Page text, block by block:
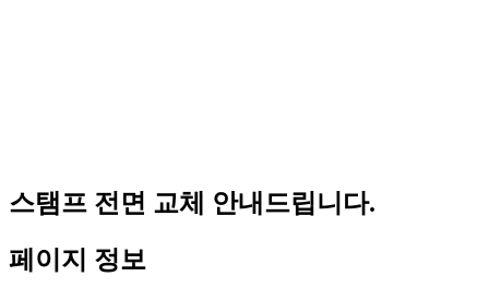
스탬프 전면 교체 안내드립니다.
페이지 정보